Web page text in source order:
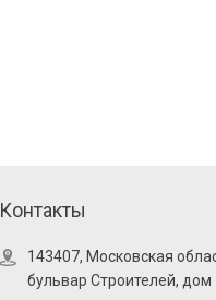
Контакты
143407, Московская
бульвар Строителей, дом